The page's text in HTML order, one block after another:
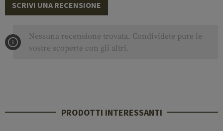
SCRIVI UNA RECENSIONE
Nessuna recensione trovata. Condividete pure le
vostre scoperte con gli altri.
PRODOTTI INTERESSANTI